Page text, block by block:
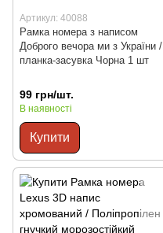
Артикул: 40088
Рамка номера з написом
Доброго вечора ми з України /
планка-засувка Чорна 1 шт
99 грн/шт.
В наявності
Купити